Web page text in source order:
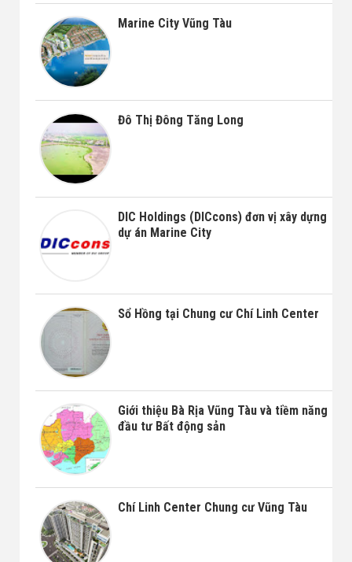
Marine City Vũng Tàu
Đô Thị Đông Tăng Long
DIC Holdings (DICcons) đơn vị xây dựng
dự án Marine City
Sổ Hồng tại Chung cư Chí Linh Center
Giới thiệu Bà Rịa Vũng Tàu và tiềm năng
đầu tư Bất động sản
Chí Linh Center Chung cư Vũng Tàu